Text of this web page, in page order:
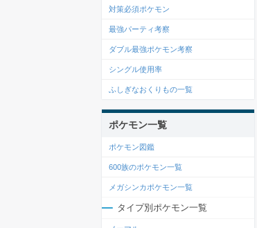
対策必須ポケモン
最強パーティ考察
ダブル最強ポケモン考察
シングル使用率
ふしぎなおくりもの一覧
ポケモン一覧
ポケモン図鑑
600族のポケモン一覧
メガシンカポケモン一覧
タイプ別ポケモン一覧